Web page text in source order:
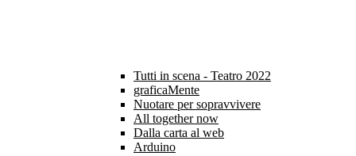
Tutti in scena - Teatro 2022
graficaMente
Nuotare per sopravvivere
All together now
Dalla carta al web
Arduino